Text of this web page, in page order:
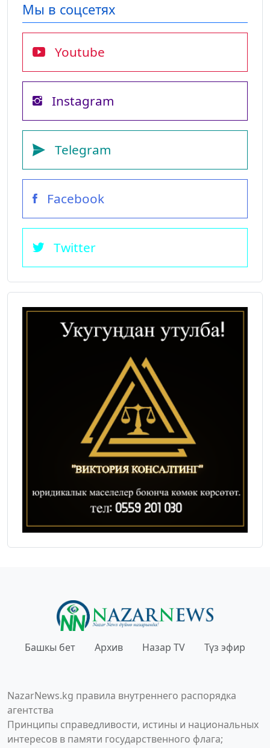
Мы в соцсетях
Youtube
Instagram
Telegram
Facebook
Twitter
Башкы бет Архив Назар TV Түз эфир
NazarNews.kg правила внутреннего распорядка
агентства
Принципы справедливости, истины и национальных
интересов в памяти государственного флага;